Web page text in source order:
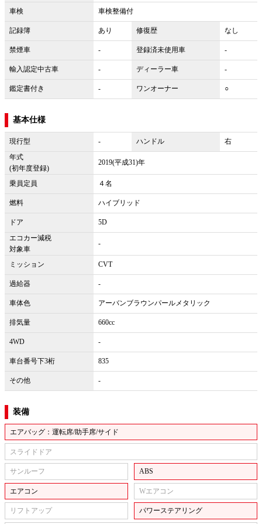
車検 車検整備付
記録簿 あり 修復歴 なし
禁煙車 - 登録済未使用車 -
輸入認定中古車 - ディーラー車 -
鑑定書付き - ワンオーナー ○
基本仕様
現行型 - ハンドル
右
年式
(初年度登録)
2019(平成31)年
乗員定員 ４名
燃料 ハイブリッド
ドア
5D
エコカー減税
対象車
-
ミッション CVT
過給器 -
車体色 アーバンブラウンパールメタリック
排気量 660cc
4WD -
車台番号下3桁 835
その他 -
装備
エアバッグ：運転席/助手席/サイド
スライドドア
サンルーフ ABS
エアコン Wエアコン
リフトアップ パワーステアリング